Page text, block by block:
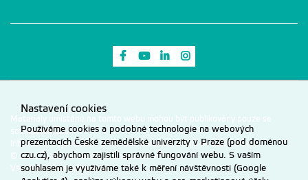
Odkaz na Facebook
Odkaz na Youtube
Odkaz na LinkedIn
Materiály umístěné na tomto webu mohou být publikovány pouze se
souhlasem ČZU.
Informace o zpracování a ochraně osobních údajů na ČZU v Praze.
© 2026 Česká zemědělská univerzita v Praze
Všechna práva vyhrazena
Nastavení cookies
Používáme cookies a podobné technologie na webových
prezentacích České zemědělské univerzity v Praze (pod doménou
czu.cz), abychom zajistili správné fungování webu. S vaším
souhlasem je využíváme také k měření návštěvnosti (Google